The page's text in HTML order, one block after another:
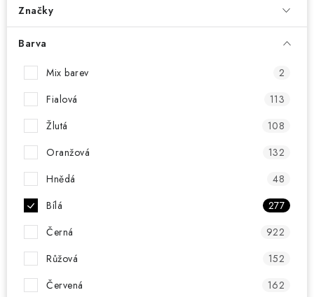
BOTY DĚTSKÉ
OBLEČENÍ
VÝŽIVA
SPORTY
MEGA SLEVY
NOVINKY
NOVINKY MIZUNO
NOVINKY INOV-8
Značky
Barva
Mix barev
2
Fialová
113
Žlutá
108
Oranžová
132
Hnědá
48
Bílá
277
Černá
922
Růžová
152
Červená
162